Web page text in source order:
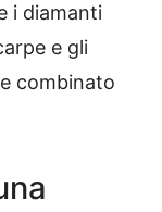
i diamanti
e gli
combinato